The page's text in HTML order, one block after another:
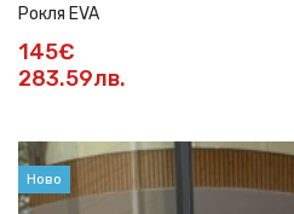
Рокля EVA
145€
283.59лв.
Ново